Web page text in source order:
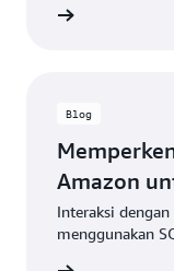
Blog
Amazon
Interaksi
menggunakan